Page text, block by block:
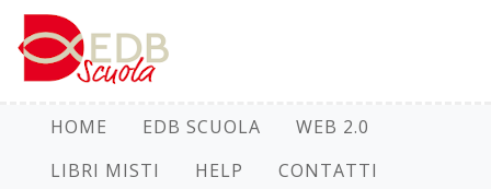
HOME EDB SCUOLA
WEB 2.0
LIBRI MISTI
HELP
CONTATTI